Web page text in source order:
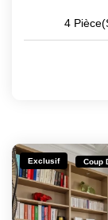
4
Exclusif Coup